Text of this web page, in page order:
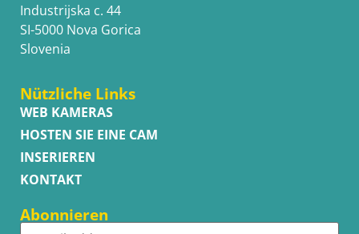
Industrijska c. 44
SI-5000 Nova Gorica
Slovenia
Nützliche Links
WEB KAMERAS
HOSTEN SIE EINE CAM
INSERIEREN
KONTAKT
Abonnieren